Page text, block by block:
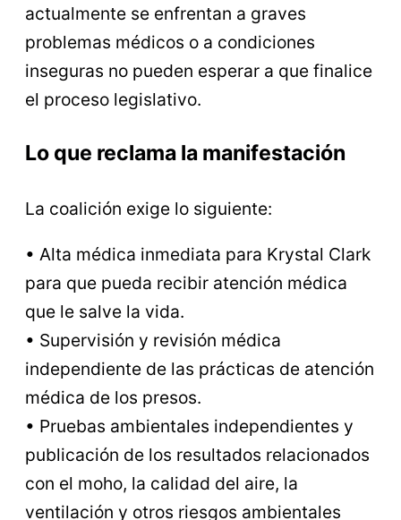
actualmente se enfrentan a graves
problemas médicos o a condiciones
inseguras no pueden esperar a que finalice
el proceso legislativo.
Lo que reclama la manifestación
La coalición exige lo siguiente:
• Alta médica inmediata para Krystal Clark
para que pueda recibir atención médica
que le salve la vida.
• Supervisión y revisión médica
independiente de las prácticas de atención
médica de los presos.
• Pruebas ambientales independientes y
publicación de los resultados relacionados
con el moho, la calidad del aire, la
ventilación y otros riesgos ambientales